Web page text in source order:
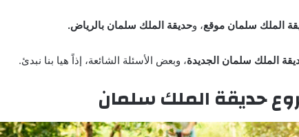
الملك سلمان موقع، وحديقة الملك سلمان بالرياض.
الملك سلمان الجديدة، وبعض الأسئلة الشائعة، إذاً هيا بنا نبدئ.
حديقة الملك سلمان